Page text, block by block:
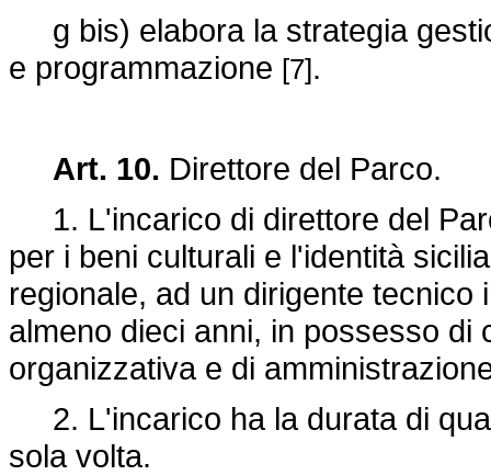
g bis) elabora la strategia
e programmazione [7].
Art. 10. Direttore del Parco.
1. L'incarico di direttore del
per i beni culturali e l'identità
regionale, ad un dirigente
almeno dieci anni, in possesso
organizzativa e di
2. L'incarico ha la durata di
sola volta.